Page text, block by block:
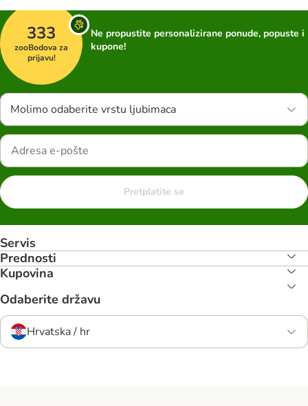
333
zooBodova za
prijavu!
Ne propustite personalizirane ponude, popuste i
kupone!
Molimo odaberite vrstu ljubimaca
Pretplatite se
Servis
Prednosti
Kupovina
Odaberite državu
Hrvatska / hr